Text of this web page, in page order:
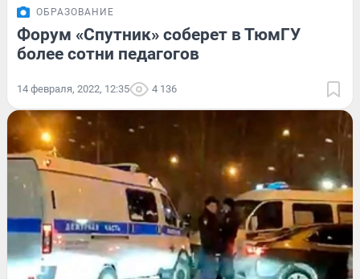
ОБРАЗОВАНИЕ
Форум «Спутник» соберет в ТюмГУ
более сотни педагогов
14 февраля, 2022, 12:35 4 136